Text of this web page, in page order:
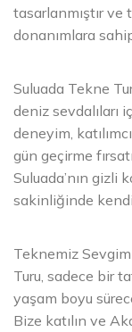
tasarlanmıştır ve
donanımlara
Suluada Tekne
deniz sevdalıları
deneyim,
gün geçirme
Suluada’nın gizli
sakinliğinde
Teknemiz
Turu, sadece bir
yaşam boyu
Bize katılın ve